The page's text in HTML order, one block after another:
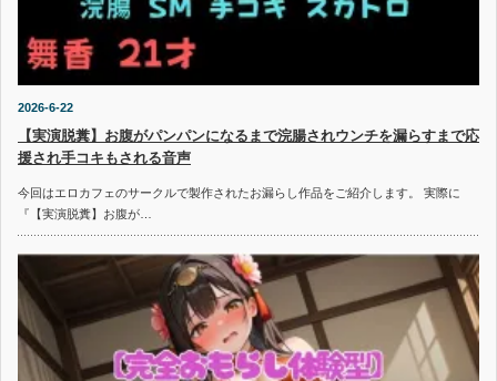
2026-6-22
【実演脱糞】お腹がパンパンになるまで浣腸されウンチを漏らすまで応
援され手コキもされる音声
今回はエロカフェのサークルで製作されたお漏らし作品をご紹介します。 実際に
『【実演脱糞】お腹が…